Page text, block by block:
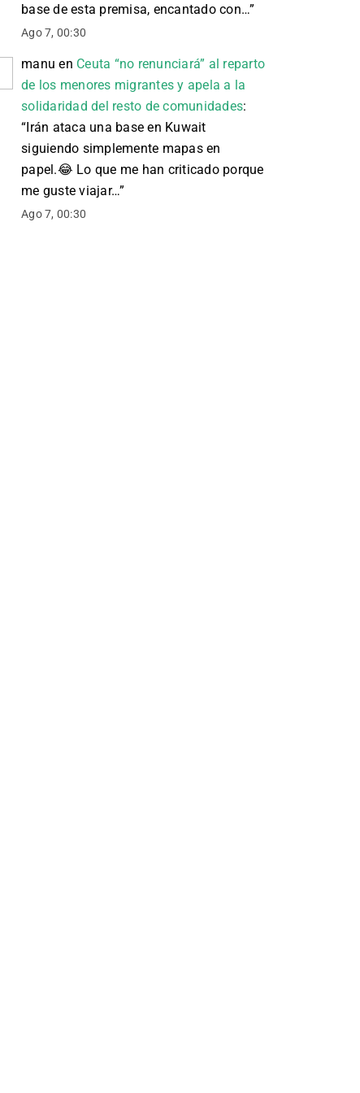
base de esta premisa, encantado con…”
Ago 7, 00:30
manu en Ceuta “no renunciará” al reparto
de los menores migrantes y apela a la
solidaridad del resto de comunidades:
“ Irán ataca una base en Kuwait
siguiendo simplemente mapas en
papel. 😂 Lo que me han criticado porque
me guste viajar…”
Ago 7, 00:30